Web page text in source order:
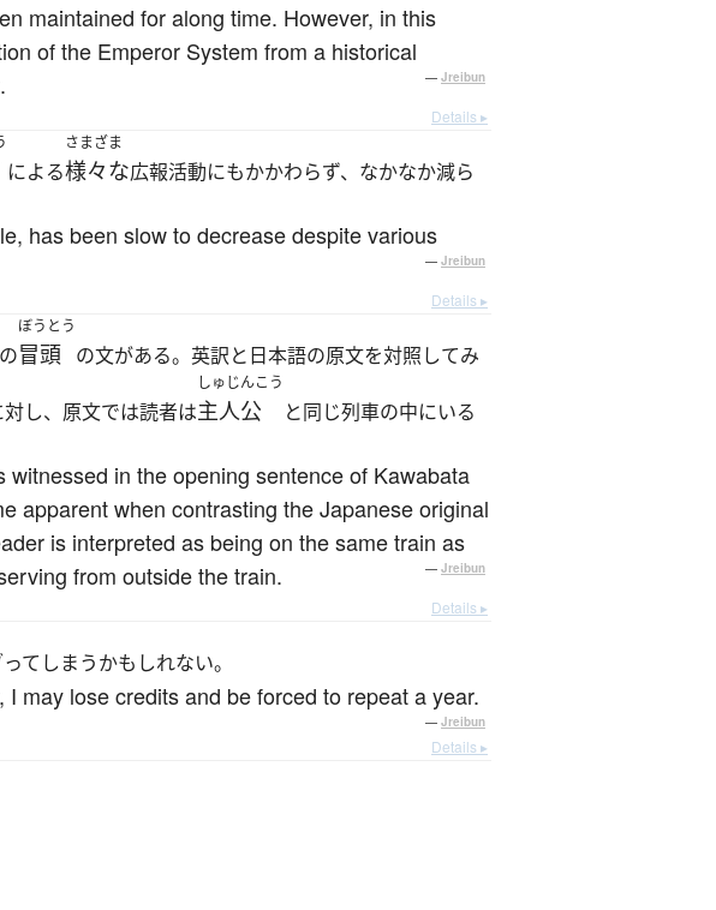
maintained for along time. However, in this
of the Emperor System from a historical
— Jreibun
Details ▸
による
さまざま
様々な広報活動にもかかわらず、なかなか減ら
has been slow to decrease despite various
— Jreibun
Details ▸
ぼうとう
冒頭 の文がある。英訳と日本語の原文を対照してみ
し、原文では読者は
しゅじんこう
主人公
と同じ列車の中にいる
in the opening sentence of Kawabata
apparent when contrasting the Japanese original
is interpreted as being on the same train as
from outside the train.
— Jreibun
Details ▸
てしまうかもしれない。
may lose credits and be forced to repeat a year.
— Jreibun
Details ▸